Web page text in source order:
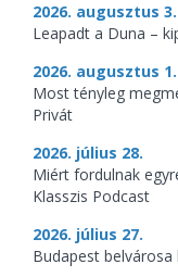
2026. augusztus 3.
Leapadt a Duna –
2026. augusztus 1.
Most tényleg
Privát
2026. július 28.
Miért fordulnak
Klasszis Podcast
2026. július 27.
Budapest